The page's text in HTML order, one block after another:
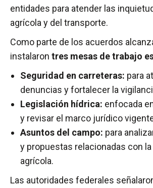
entidades para atender las
agrícola y del transporte.
Como parte de los acuerdos
instalaron tres mesas de trabajo
Seguridad en carreteras: para
denuncias y fortalecer la
Legislación hídrica: enfocada
y revisar el marco jurídico
Asuntos del campo: para
y propuestas relacionadas con
agrícola.
Las autoridades federales